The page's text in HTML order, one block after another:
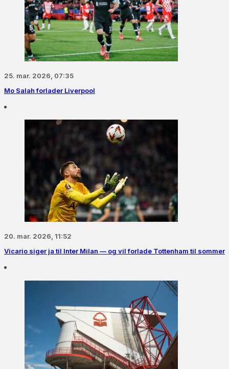
25. mar. 2026, 07:35
Mo Salah forlader Liverpool
20. mar. 2026, 11:52
Vicario siger ja til Inter Milan — og vil forlade Tottenham til sommer